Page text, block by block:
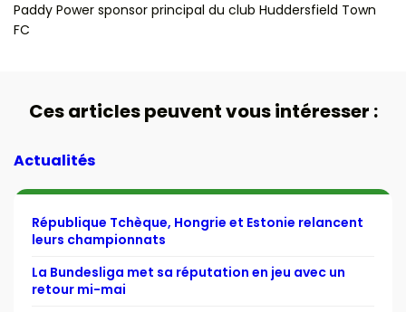
Paddy Power sponsor principal du club Huddersfield Town
FC
Ces articles peuvent vous intéresser :
Actualités
République Tchèque, Hongrie et Estonie relancent
leurs championnats
La Bundesliga met sa réputation en jeu avec un
retour mi-mai